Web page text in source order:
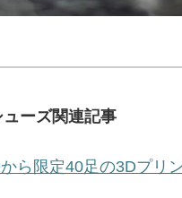
ーズ関連記事
ら限定40足の3Dプリ